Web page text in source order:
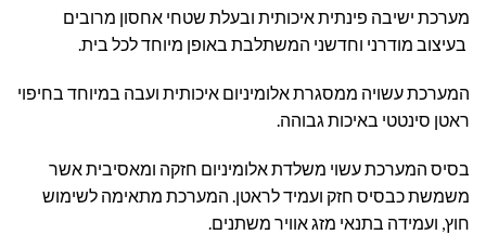
מערכת ישיבה פינתית איכותית ובעלת שטחי אחסון מרובים
בעיצוב מודרני וחדשני המשתלבת באופן מיוחד לכל בית.
המערכת עשויה ממסגרת אלומיניום איכותית ועבה במיוחד בחיפוי
ראטן סינטטי באיכות גבוהה.
בסיס המערכת עשוי משלדת אלומיניום חזקה ומאסיבית אשר
משמשת כבסיס חזק ועמיד לראטן. המערכת מתאימה לשימוש
חוץ, ועמידה בתנאי מזג אוויר משתנים.